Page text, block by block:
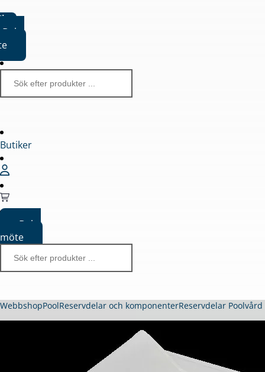
Boka
Butiker
Boka
möte
WebbshopPoolReservdelar och komponenterReservdelar